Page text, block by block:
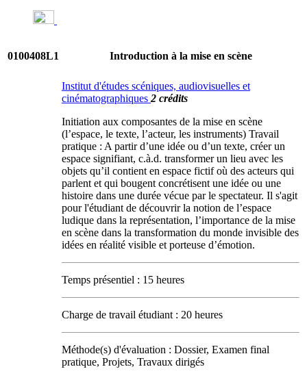
0100408L1 Introduction à la mise en scène
Institut d'études scéniques, audiovisuelles et
cinématographiques 2 crédits
Initiation aux composantes de la mise en scène
(l’espace, le texte, l’acteur, les instruments) Travail
pratique : A partir d’une idée ou d’un texte, créer un
espace signifiant, c.à.d. transformer un lieu avec les
objets qu’il contient en espace fictif où des acteurs qui
parlent et qui bougent concrétisent une idée ou une
histoire dans une durée vécue par le spectateur. Il s'agit
pour l'étudiant de découvrir la notion de l’espace
ludique dans la représentation, l’importance de la mise
en scène dans la transformation du monde invisible des
idées en réalité visible et porteuse d’émotion.
Temps présentiel : 15 heures
Charge de travail étudiant : 20 heures
Méthode(s) d'évaluation : Dossier, Examen final
pratique, Projets, Travaux dirigés